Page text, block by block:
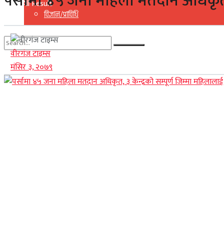
विज्ञान/प्राविधि
No Result
View All Result
View All Result
वीरगंज टाइम्स
मंसिर ३, २०७९